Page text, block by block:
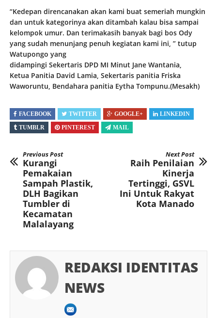
“Kedepan direncanakan akan kami buat semeriah mungkin
dan untuk kategorinya akan ditambah kalau bisa sampai
kelompok umur. Dan terimakasih banyak bagi bos Ody
yang sudah menunjang penuh kegiatan kami ini, ” tutup
Watupongo yang
didampingi Sekertaris DPD MI Minut Jane Wantania,
Ketua Panitia David Lamia, Sekertaris panitia Friska
Waworuntu, Bendahara panitia Eytha Tompunu.(Mesakh)
FACEBOOK TWITTER GOOGLE+
LINKEDIN
TUMBLR
PINTEREST MAIL
Previous Post
Kurangi
Pemakaian
Sampah Plastik,
DLH Bagikan
Tumbler di
Kecamatan
Malalayang
Next Post
Raih Penilaian
Kinerja
Tertinggi, GSVL
Ini Untuk Rakyat
Kota Manado
REDAKSI IDENTITAS
NEWS